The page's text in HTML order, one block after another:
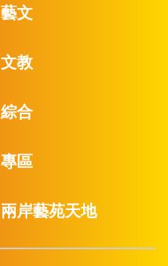
藝文
文教
綜合
專區
兩岸藝苑天地